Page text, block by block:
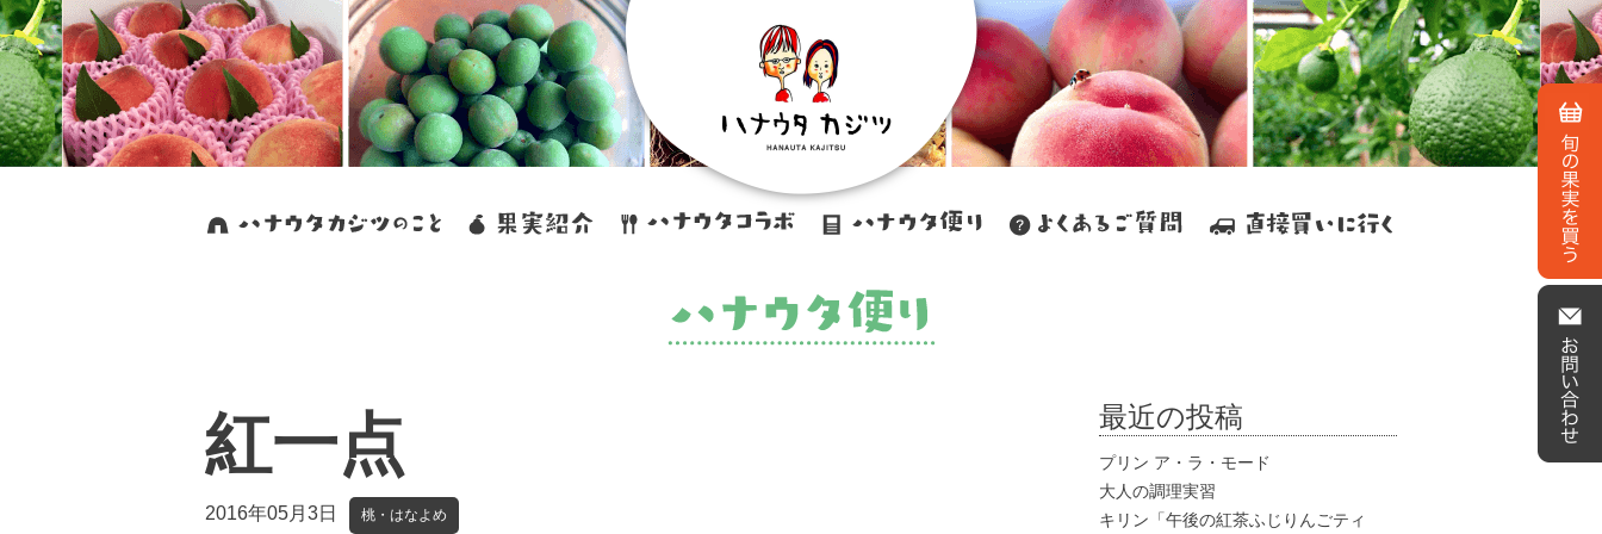
紅一点
2016年05月3日 桃・はなよめ
最近の投稿
プリン ア・ラ・モード
大人の調理実習
キリン「午後の紅茶ふじりんごティ